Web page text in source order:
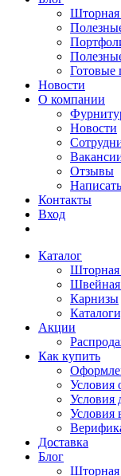
Шторная
Готовые
Новости
О компании
Новости
Отзывы
Контакты
Вход
Каталог
Шторная
Швейная
Карнизы
Акции
Как купить
Условия
Условия
Условия
Доставка
Блог
Шторная